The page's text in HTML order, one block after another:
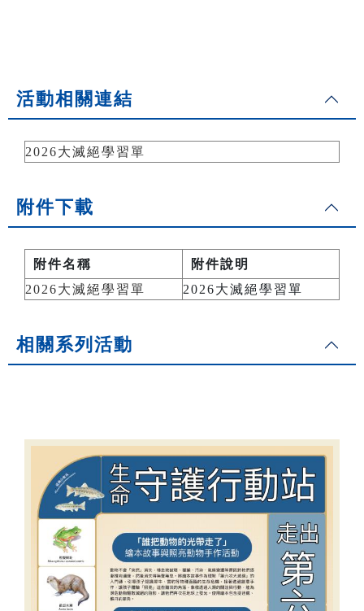
活動相關連結
2026大滅絕學習單
附件下載
附件名稱
附件說明
2026大滅絕學習單
2026大滅絕學習單
相關系列活動